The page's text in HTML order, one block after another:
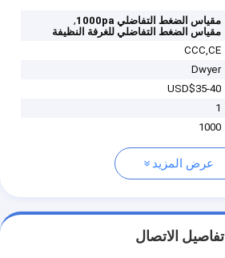
مقياس الضغط التفاضلي 1000pa
,
مقياس الضغط التفاضلي للغرفة النظيفة
CCC,CE
Dwyer
USD$35-40
1
1000
عرض المزيد
تفاصيل الاتصال